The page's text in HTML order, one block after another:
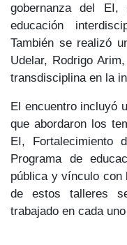
gobernanza del EI,
educación
También se realizó
Udelar, Rodrigo
transdisciplina en la
El encuentro incluyó
que abordaron los
EI, Fortalecimiento
Programa de
pública y vínculo con
de estos talleres
trabajado en cada